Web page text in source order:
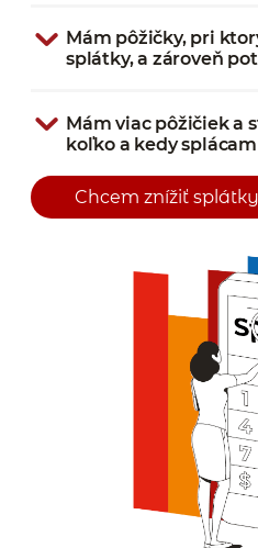
Mám pôžičky, pri
splátky, a zároveň
Mám viac pôžičiek a
koľko a kedy splácam
Chcem znížiť splátky